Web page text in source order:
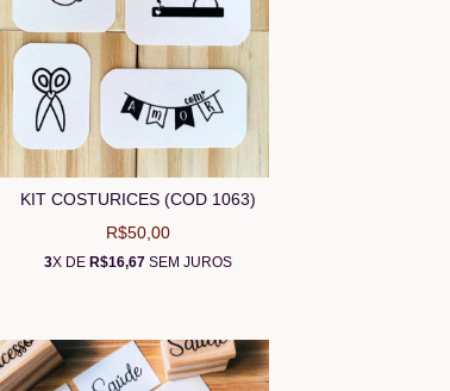
KIT COSTURICES (COD 1063)
R$50,00
3X DE R$16,67 SEM JUROS